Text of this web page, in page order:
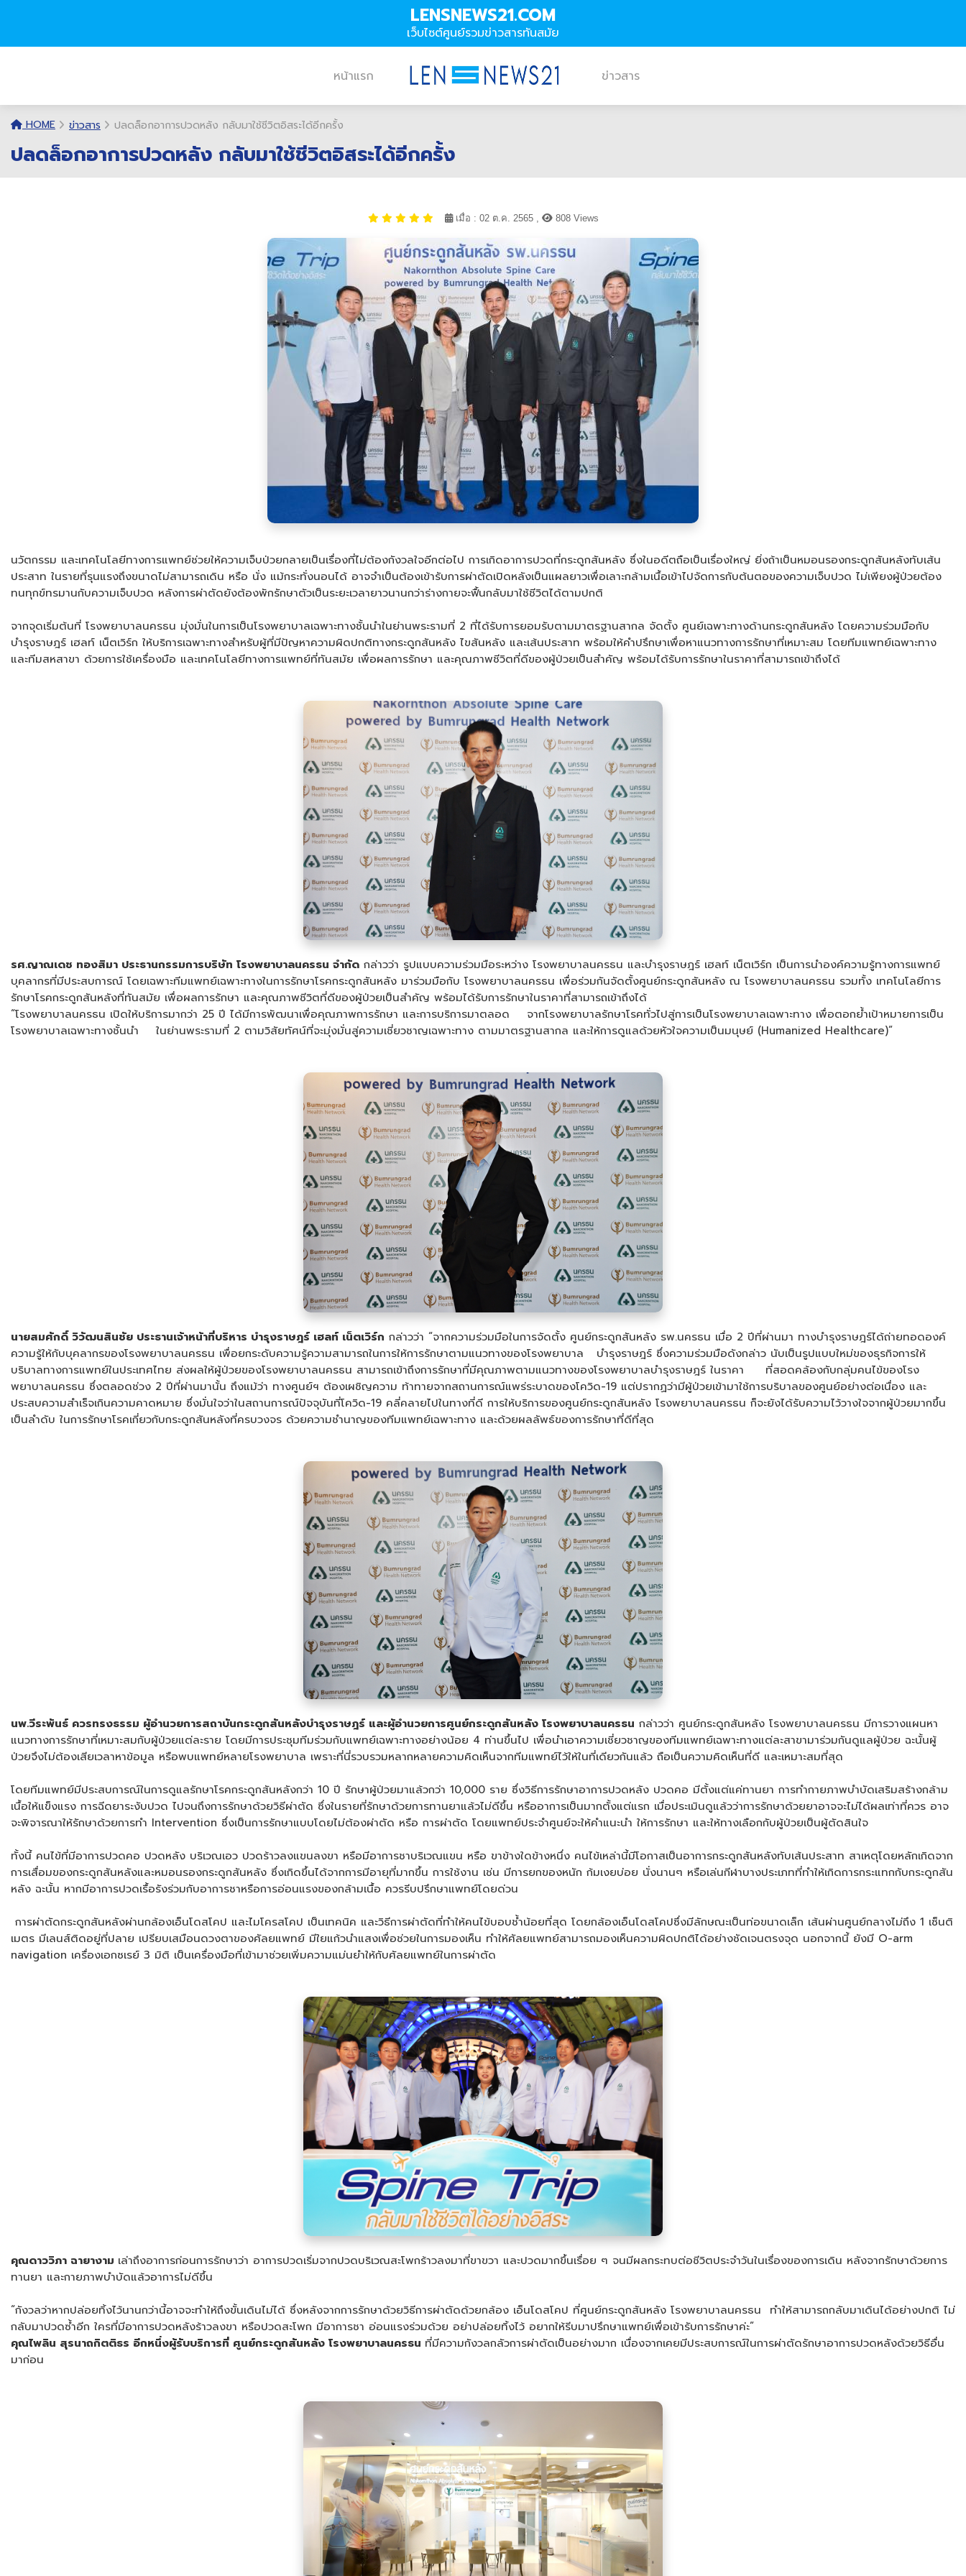
LENSNEWS21.COM
เว็บไซต์ศูนย์รวมข่าวสารทันสมัย
หน้าแรก ข่าวสาร
HOME ข่าวสาร ปลดล็อกอาการปวดหลัง กลับมาใช้ชีวิตอิสระได้อีกครั้ง
ปลดล็อกอาการปวดหลัง กลับมาใช้ชีวิตอิสระได้อีกครั้ง
เมื่อ : 02 ต.ค. 2565 , 808 Views
นวัตกรรม และเทคโนโลยีทางการแพทย์ช่วยให้ความเจ็บป่วยกลายเป็นเรื่องที่ไม่ต้องกังวลใจอีกต่อไป การเกิดอาการปวดที่กระดูกสันหลัง ซึ่งในอดีตถือเป็นเรื่องใหญ่ ยิ่งถ้าเป็นหมอนรองกระดูกสันหลังทับเส้น
ประสาท ในรายที่รุนแรงถึงขนาดไม่สามารถเดิน หรือ นั่ง แม้กระทั่งนอนได้ อาจจำเป็นต้องเข้ารับการผ่าตัดเปิดหลังเป็นแผลยาวเพื่อเลาะกล้ามเนื้อเข้าไปจัดการกับต้นตอของความเจ็บปวด ไม่เพียงผู้ป่วยต้อง
ทนทุกข์ทรมานกับความเจ็บปวด หลังการผ่าตัดยังต้องพักรักษาตัวเป็นระยะเวลายาวนานกว่าร่างกายจะฟื้นกลับมาใช้ชีวิตได้ตามปกติ
จากจุดเริ่มต้นที่ โรงพยาบาลนครธน มุ่งมั่นในการเป็นโรงพยาบาลเฉพาะทางชั้นนำในย่านพระรามที่ 2 ที่ได้รับการยอมรับตามมาตรฐานสากล จัดตั้ง ศูนย์เฉพาะทางด้านกระดูกสันหลัง โดยความร่วมมือกับ
บำรุงราษฎร์ เฮลท์ เน็ตเวิร์ก ให้บริการเฉพาะทางสำหรับผู้ที่มีปัญหาความผิดปกติทางกระดูกสันหลัง ไขสันหลัง และเส้นประสาท พร้อมให้คำปรึกษาเพื่อหาแนวทางการรักษาที่เหมาะสม โดยทีมแพทย์เฉพาะทาง
และทีมสหสาขา ด้วยการใช้เครื่องมือ และเทคโนโลยีทางการแพทย์ที่ทันสมัย เพื่อผลการรักษา และคุณภาพชีวิตที่ดีของผู้ป่วยเป็นสำคัญ พร้อมได้รับการรักษาในราคาที่สามารถเข้าถึงได้
รศ.ญาณเดช ทองสิมา ประธานกรรมการบริษัท โรงพยาบาลนครธน จำกัด กล่าวว่า รูปแบบความร่วมมือระหว่าง โรงพยาบาลนครธน และบำรุงราษฎร์ เฮลท์ เน็ตเวิร์ก เป็นการนำองค์ความรู้ทางการแพทย์
บุคลากรที่มีประสบการณ์ โดยเฉพาะทีมแพทย์เฉพาะทางในการรักษาโรคกระดูกสันหลัง มาร่วมมือกับ โรงพยาบาลนครธน เพื่อร่วมกันจัดตั้งศูนย์กระดูกสันหลัง ณ โรงพยาบาลนครธน รวมทั้ง เทคโนโลยีการ
รักษาโรคกระดูกสันหลังที่ทันสมัย เพื่อผลการรักษา และคุณภาพชีวิตที่ดีของผู้ป่วยเป็นสำคัญ พร้อมได้รับการรักษาในราคาที่สามารถเข้าถึงได้
“โรงพยาบาลนครธน เปิดให้บริการมากว่า 25 ปี ได้มีการพัฒนาเพื่อคุณภาพการรักษา และการบริการมาตลอด จากโรงพยาบาลรักษาโรคทั่วไปสู่การเป็นโรงพยาบาลเฉพาะทาง เพื่อตอกย้ำเป้าหมายการเป็น
โรงพยาบาลเฉพาะทางชั้นนำ ในย่านพระรามที่ 2 ตามวิสัยทัศน์ที่จะมุ่งมั่นสู่ความเชี่ยวชาญเฉพาะทาง ตามมาตรฐานสากล และให้การดูแลด้วยหัวใจความเป็นมนุษย์ (Humanized Healthcare)”
นายสมศักดิ์ วิวัฒนสินชัย ประธานเจ้าหน้าที่บริหาร บำรุงราษฎร์ เฮลท์ เน็ตเวิร์ก กล่าวว่า “จากความร่วมมือในการจัดตั้ง ศูนย์กระดูกสันหลัง รพ.นครธน เมื่อ 2 ปีที่ผ่านมา ทางบำรุงราษฎร์ได้ถ่ายทอดองค์
ความรู้ให้กับบุคลากรของโรงพยาบาลนครธน เพื่อยกระดับความรู้ความสามารถในการให้การรักษาตามแนวทางของโรงพยาบาล บำรุงราษฎร์ ซึ่งความร่วมมือดังกล่าว นับเป็นรูปแบบใหม่ของธุรกิจการให้
บริบาลทางการแพทย์ในประเทศไทย ส่งผลให้ผู้ป่วยของโรงพยาบาลนครธน สามารถเข้าถึงการรักษาที่มีคุณภาพตามแนวทางของโรงพยาบาลบำรุงราษฎร์ ในราคา ที่สอดคล้องกับกลุ่มคนไข้ของโรง
พยาบาลนครธน ซึ่งตลอดช่วง 2 ปีที่ผ่านมานั้น ถึงแม้ว่า ทางศูนย์ฯ ต้องเผชิญความ ท้าทายจากสถานการณ์แพร่ระบาดของโควิด-19 แต่ปรากฏว่ามีผู้ป่วยเข้ามาใช้การบริบาลของศูนย์อย่างต่อเนื่อง และ
ประสบความสำเร็จเกินความคาดหมาย ซึ่งมั่นใจว่าในสถานการณ์ปัจจุบันที่โควิด-19 คลี่คลายไปในทางที่ดี การให้บริการของศูนย์กระดูกสันหลัง โรงพยาบาลนครธน ก็จะยังได้รับความไว้วางใจจากผู้ป่วยมากขึ้น
เป็นลำดับ ในการรักษาโรคเกี่ยวกับกระดูกสันหลังที่ครบวงจร ด้วยความชำนาญของทีมแพทย์เฉพาะทาง และด้วยผลลัพธ์ของการรักษาที่ดีที่สุด
นพ.วีระพันธ์ ควรทรงธรรม ผู้อำนวยการสถาบันกระดูกสันหลังบำรุงราษฎร์ และผู้อำนวยการศูนย์กระดูกสันหลัง โรงพยาบาลนครธน กล่าวว่า ศูนย์กระดูกสันหลัง โรงพยาบาลนครธน มีการวางแผนหา
แนวทางการรักษาที่เหมาะสมกับผู้ป่วยแต่ละราย โดยมีการประชุมทีมร่วมกับแพทย์เฉพาะทางอย่างน้อย 4 ท่านขึ้นไป เพื่อนำเอาความเชี่ยวชาญของทีมแพทย์เฉพาะทางแต่ละสาขามาร่วมกันดูแลผู้ป่วย ฉะนั้นผู้
ป่วยจึงไม่ต้องเสียเวลาหาข้อมูล หรือพบแพทย์หลายโรงพยาบาล เพราะที่นี่รวบรวมหลากหลายความคิดเห็นจากทีมแพทย์ไว้ให้ในที่เดียวกันแล้ว ถือเป็นความคิดเห็นที่ดี และเหมาะสมที่สุด
โดยทีมแพทย์มีประสบการณ์ในการดูแลรักษาโรคกระดูกสันหลังกว่า 10 ปี รักษาผู้ป่วยมาแล้วกว่า 10,000 ราย ซึ่งวิธีการรักษาอาการปวดหลัง ปวดคอ มีตั้งแต่แค่ทานยา การทำกายภาพบำบัดเสริมสร้างกล้าม
เนื้อให้แข็งแรง การฉีดยาระงับปวด ไปจนถึงการรักษาด้วยวิธีผ่าตัด ซึ่งในรายที่รักษาด้วยการทานยาแล้วไม่ดีขึ้น หรืออาการเป็นมากตั้งแต่แรก เมื่อประเมินดูแล้วว่าการรักษาด้วยยาอาจจะไม่ได้ผลเท่าที่ควร อาจ
จะพิจารณาให้รักษาด้วยการทำ Intervention ซึ่งเป็นการรักษาแบบโดยไม่ต้องผ่าตัด หรือ การผ่าตัด โดยแพทย์ประจำศูนย์จะให้คำแนะนำ ให้การรักษา และให้ทางเลือกกับผู้ป่วยเป็นผู้ตัดสินใจ
ทั้งนี้ คนไข้ที่มีอาการปวดคอ ปวดหลัง บริเวณเอว ปวดร้าวลงแขนลงขา หรือมีอาการชาบริเวณแขน หรือ ขาข้างใดข้างหนึ่ง คนไข้เหล่านี้มีโอกาสเป็นอาการกระดูกสันหลังทับเส้นประสาท สาเหตุโดยหลักเกิดจาก
การเสื่อมของกระดูกสันหลังและหมอนรองกระดูกสันหลัง ซึ่งเกิดขึ้นได้จากการมีอายุที่มากขึ้น การใช้งาน เช่น มีการยกของหนัก ก้มเงยบ่อย นั่งนานๆ หรือเล่นกีฬาบางประเภทที่ทำให้เกิดการกระแทกกับกระดูกสัน
หลัง ฉะนั้น หากมีอาการปวดเรื้อรังร่วมกับอาการชาหรือการอ่อนแรงของกล้ามเนื้อ ควรรีบปรึกษาแพทย์โดยด่วน
การผ่าตัดกระดูกสันหลังผ่านกล้องเอ็นโดสโคป และไมโครสโคป เป็นเทคนิค และวิธีการผ่าตัดที่ทำให้คนไข้บอบช้ำน้อยที่สุด โดยกล้องเอ็นโดสโคปซึ่งมีลักษณะเป็นท่อขนาดเล็ก เส้นผ่านศูนย์กลางไม่ถึง 1 เซ็นติ
เมตร มีเลนส์ติดอยู่ที่ปลาย เปรียบเสมือนดวงตาของศัลยแพทย์ มีใยแก้วนำแสงเพื่อช่วยในการมองเห็น ทำให้ศัลยแพทย์สามารถมองเห็นความผิดปกติได้อย่างชัดเจนตรงจุด นอกจากนี้ ยังมี O-arm
navigation เครื่องเอกซเรย์ 3 มิติ เป็นเครื่องมือที่เข้ามาช่วยเพิ่มความแม่นยำให้กับศัลยแพทย์ในการผ่าตัด
คุณดาววิภา ฉายางาม เล่าถึงอาการก่อนการรักษาว่า อาการปวดเริ่มจากปวดบริเวณสะโพกร้าวลงมาที่ขาขวา และปวดมากขึ้นเรื่อย ๆ จนมีผลกระทบต่อชีวิตประจำวันในเรื่องของการเดิน หลังจากรักษาด้วยการ
ทานยา และกายภาพบำบัดแล้วอาการไม่ดีขึ้น
“กังวลว่าหากปล่อยทิ้งไว้นานกว่านี้อาจจะทำให้ถึงขั้นเดินไม่ได้ ซึ่งหลังจากการรักษาด้วยวิธีการผ่าตัดด้วยกล้อง เอ็นโดสโคป ที่ศูนย์กระดูกสันหลัง โรงพยาบาลนครธน ทำให้สามารถกลับมาเดินได้อย่างปกติ ไม่
กลับมาปวดซ้ำอีก ใครที่มีอาการปวดหลังร้าวลงขา หรือปวดสะโพก มีอาการชา อ่อนแรงร่วมด้วย อย่าปล่อยทิ้งไว้ อยากให้รีบมาปรึกษาแพทย์เพื่อเข้ารับการรักษาค่ะ”
คุณไพลิน สุรนาถกิตติธร อีกหนึ่งผู้รับบริการที่ ศูนย์กระดูกสันหลัง โรงพยาบาลนครธน ที่มีความกังวลกลัวการผ่าตัดเป็นอย่างมาก เนื่องจากเคยมีประสบการณ์ในการผ่าตัดรักษาอาการปวดหลังด้วยวิธีอื่น
มาก่อน